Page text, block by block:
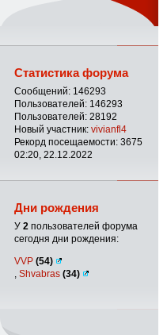
Статистика форума
Сообщений: 146293
Пользователей: 146293
Пользователей: 28192
Новый участник: vivianfl4
Рекорд посещаемости: 3675
02:20, 22.12.2022
Дни рождения
У 2 пользователей форума
сегодня дни рождения:
VVP (54)
Shvabras (34)